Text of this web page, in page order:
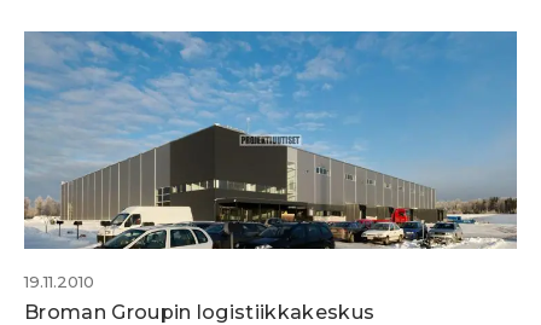
19.11.2010
Broman Groupin logistiikkakeskus